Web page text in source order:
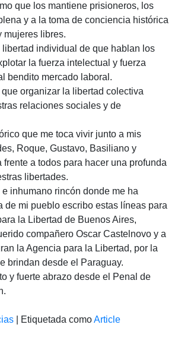
que los mantiene prisioneros, los
y a la toma de conciencia histórica
mujeres libres.
libertad individual de que hablan los
la fuerza intelectual y fuerza
bendito mercado laboral.
organizar la libertad colectiva
relaciones sociales y de
que me toca vivir junto a mis
Roque, Gustavo, Basiliano y
frente a todos para hacer una profunda
libertades.
inhumano rincón donde me ha
de mi pueblo escribo estas líneas para
la Libertad de Buenos Aires,
compañero Oscar Castelnovo y a
la Agencia para la Libertad, por la
brindan desde el Paraguay.
y fuerte abrazo desde el Penal de
Etiquetada comoArticle